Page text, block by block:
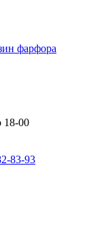
18-00
83-93